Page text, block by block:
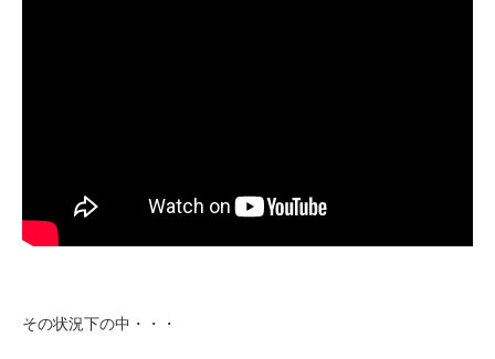
その状況下の中・・・